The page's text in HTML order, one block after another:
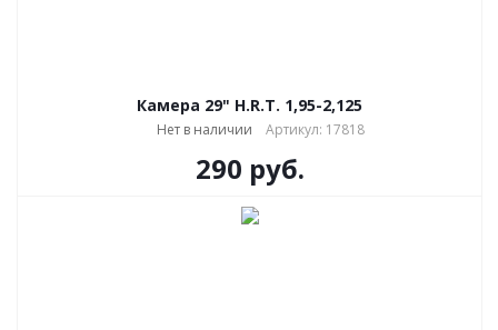
Камера 29" H.R.T. 1,95-2,125
Нет в наличии Артикул: 17818
290 руб.